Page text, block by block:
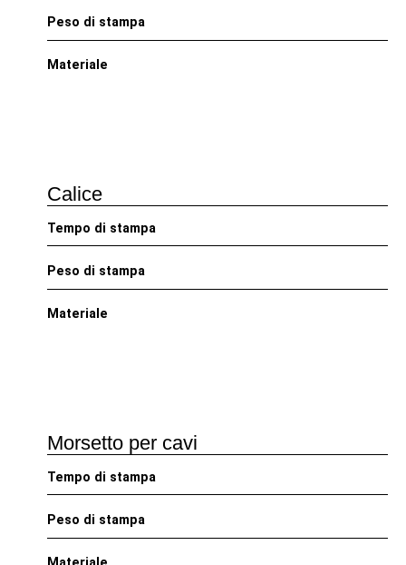
Peso di stampa
Materiale
Calice
Tempo di stampa
Peso di stampa
Materiale
Morsetto per cavi
Tempo di stampa
Peso di stampa